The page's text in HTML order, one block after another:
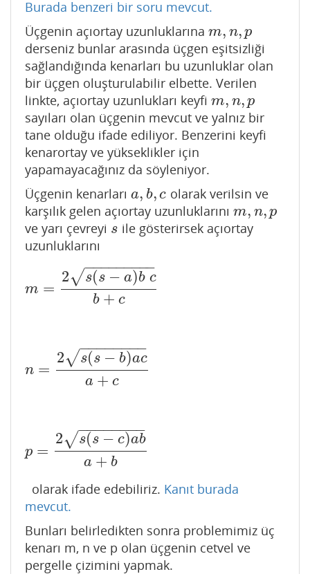
Burada benzeri bir soru mevcut.
Üçgenin açıortay uzunluklarına m, n, p
m,n,p
derseniz bunlar arasında üçgen eşitsizliği
sağlandığında kenarları bu uzunluklar olan
bir üçgen oluşturulabilir elbette. Verilen
linkte, açıortay uzunlukları keyfi m, n, p
m,n,p
sayıları olan üçgenin mevcut ve yalnız bir
tane olduğu ifade ediliyor. Benzerini keyfi
kenarortay ve yükseklikler için
yapamayacağınız da söyleniyor.
Üçgenin kenarları a, b, c
a,b,c
olarak verilsin ve
karşılık gelen açıortay uzunluklarını m, n, p
m,n,p
ve yarı çevreyi s
s ile gösterirsek açıortay
uzunluklarını
m =
2 s(s − a)b c
− −
−−−−−−−
√
b + c
m =2s(s−a)b cb+c
n =
2 s(s − b)ac
− −
−−−−−−
√
a + c
n =2s(s−b)aca+c
p =
2 s(s − c)ab
− −
−−−−−−
√
a + b
p =2s(s−c)aba+b
olarak ifade edebiliriz. Kanıt burada
mevcut.
Bunları belirledikten sonra problemimiz üç
kenarı m, n ve p olan üçgenin cetvel ve
pergelle çizimini yapmak.